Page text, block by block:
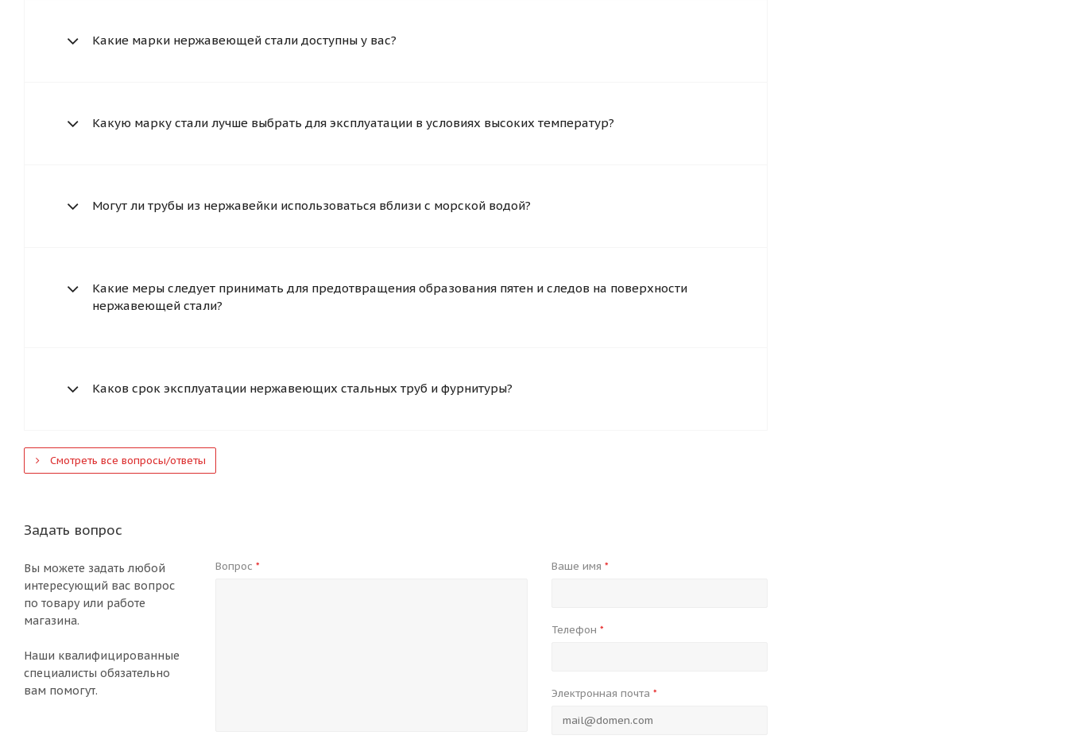
Какие марки нержавеющей стали доступны у вас?
Какую марку стали лучше выбрать для эксплуатации в условиях высоких температур?
Могут ли трубы из нержавейки использоваться вблизи с морской водой?
Какие меры следует принимать для предотвращения образования пятен и следов на поверхности
нержавеющей стали?
Каков срок эксплуатации нержавеющих стальных труб и фурнитуры?
Смотреть все вопросы/ответы
Задать вопрос
Вы можете задать любой
интересующий вас вопрос
по товару или работе
магазина.
Наши квалифицированные
специалисты обязательно
вам помогут.
Вопрос* Ваше имя *
Телефон *
Электронная почта *